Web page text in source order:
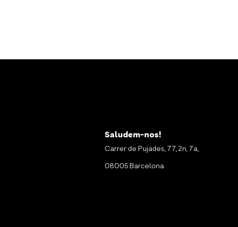
Saludem-nos!
Carrer de Pujades, 77, 2n, 7a,
08005 Barcelona